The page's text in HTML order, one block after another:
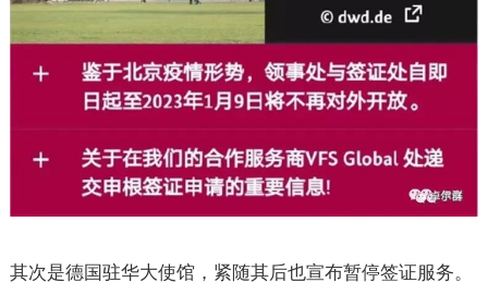
其次是德国驻华大使馆，紧随其后也宣布暂停签证服务。